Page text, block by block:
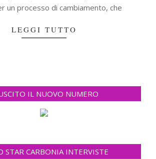
un processo di cambiamento, che
LEGGI TUTTO
IL NUOVO NUMERO
STAR CARBONIA INTERVISTE